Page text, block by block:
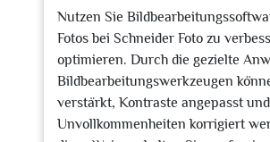
Nutzen Sie
Fotos bei Schneider Foto zu
optimieren. Durch die gezielte
Bildbearbeitungswerkzeugen
verstärkt, Kontraste angepasst
Unvollkommenheiten korrigiert